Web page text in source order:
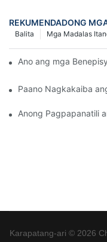
REKUMENDADONG
Mga Madalas
Balita
Ano ang mga
Paano Nagkakaiba
Anong Pagpapanatili
Karapatang-ari © 2026